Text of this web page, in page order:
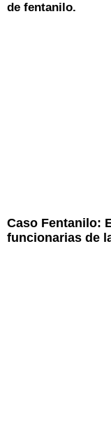
de fentanilo.
Caso Fentanilo:
funcionarias de